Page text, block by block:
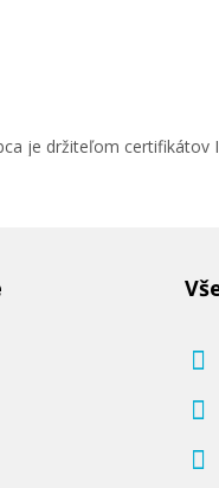
je držiteľom certifikátov